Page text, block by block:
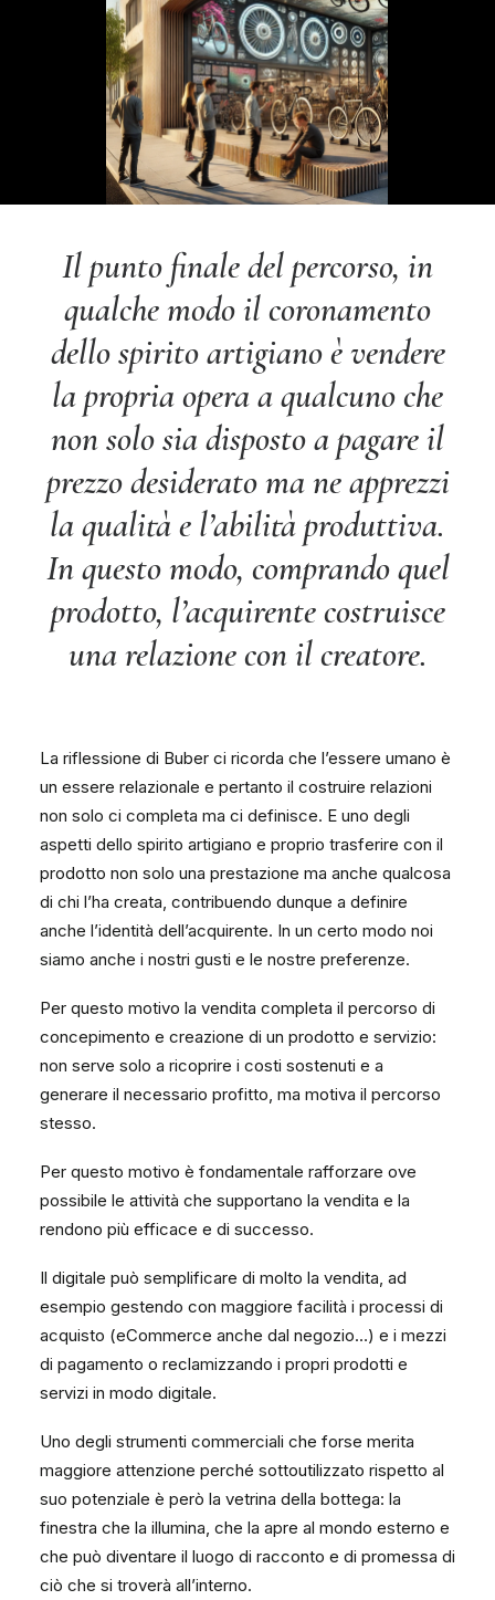
Il punto finale del percorso, in
qualche modo il coronamento
dello spirito artigiano è vendere
la propria opera a qualcuno che
non solo sia disposto a pagare il
prezzo desiderato ma ne apprezzi
la qualità e l’abilità produttiva.
In questo modo, comprando quel
prodotto, l’acquirente costruisce
una relazione con il creatore.
La riflessione di Buber ci ricorda che l’essere umano è
un essere relazionale e pertanto il costruire relazioni
non solo ci completa ma ci definisce. E uno degli
aspetti dello spirito artigiano e proprio trasferire con il
prodotto non solo una prestazione ma anche qualcosa
di chi l’ha creata, contribuendo dunque a definire
anche l’identità dell’acquirente. In un certo modo noi
siamo anche i nostri gusti e le nostre preferenze.
Per questo motivo la vendita completa il percorso di
concepimento e creazione di un prodotto e servizio:
non serve solo a ricoprire i costi sostenuti e a
generare il necessario profitto, ma motiva il percorso
stesso.
Per questo motivo è fondamentale rafforzare ove
possibile le attività che supportano la vendita e la
rendono più efficace e di successo.
Il digitale può semplificare di molto la vendita, ad
esempio gestendo con maggiore facilità i processi di
acquisto (eCommerce anche dal negozio…) e i mezzi
di pagamento o reclamizzando i propri prodotti e
servizi in modo digitale.
Uno degli strumenti commerciali che forse merita
maggiore attenzione perché sottoutilizzato rispetto al
suo potenziale è però la vetrina della bottega: la
finestra che la illumina, che la apre al mondo esterno e
che può diventare il luogo di racconto e di promessa di
ciò che si troverà all’interno.